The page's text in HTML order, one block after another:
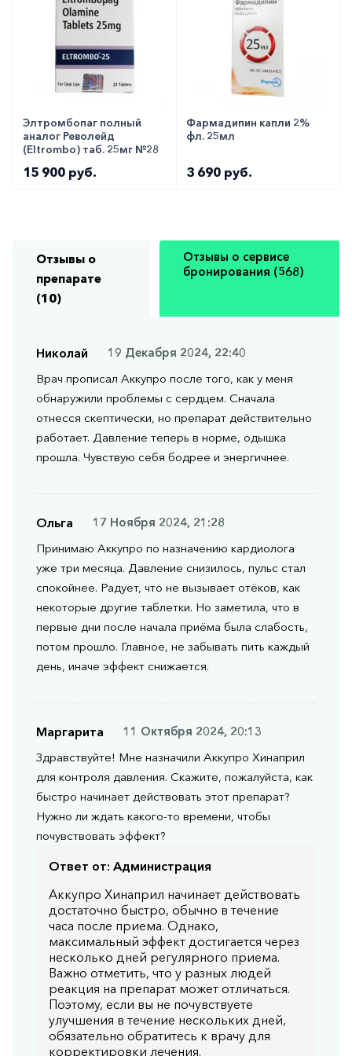
Элтромбопаг полный
аналог Револейд
(Eltrombo) таб. 25мг №28
15 900 руб.
Фармадипин капли 2%
фл. 25мл
3 690 руб.
Отзывы о
препарате
(10)
Отзывы о сервисе
бронирования (568)
Николай
19 Декабря 2024, 22:40
Врач прописал Аккупро после того, как у меня
обнаружили проблемы с сердцем. Сначала
отнесся скептически, но препарат действительно
работает. Давление теперь в норме, одышка
прошла. Чувствую себя бодрее и энергичнее.
Ольга
17 Ноября 2024, 21:28
Принимаю Аккупро по назначению кардиолога
уже три месяца. Давление снизилось, пульс стал
спокойнее. Радует, что не вызывает отёков, как
некоторые другие таблетки. Но заметила, что в
первые дни после начала приёма была слабость,
потом прошло. Главное, не забывать пить каждый
день, иначе эффект снижается.
Маргарита
11 Октября 2024, 20:13
Здравствуйте! Мне назначили Аккупро Хинаприл
для контроля давления. Скажите, пожалуйста, как
быстро начинает действовать этот препарат?
Нужно ли ждать какого-то времени, чтобы
почувствовать эффект?
Ответ от: Администрация
Аккупро Хинаприл начинает действовать
достаточно быстро, обычно в течение
часа после приема. Однако,
максимальный эффект достигается через
несколько дней регулярного приема.
Важно отметить, что у разных людей
реакция на препарат может отличаться.
Поэтому, если вы не почувствуете
улучшения в течение нескольких дней,
обязательно обратитесь к врачу для
корректировки лечения.